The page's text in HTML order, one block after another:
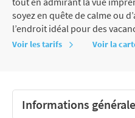
soyez en quête de calme ou
l’endroit idéal pour des
Voir les tarifs Voir la
Informations